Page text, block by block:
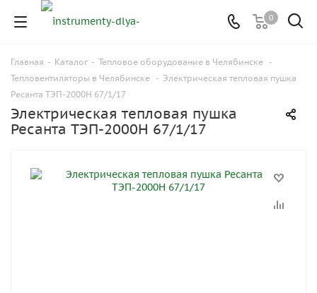
0
Главная - Каталог - Тепловое оборудование в Челябинске -
Тепловентиляторы в Челябинске - Электрическая тепловая пушка
Ресанта ТЭП-2000Н 67/1/17
Электрическая тепловая пушка
Ресанта ТЭП-2000Н 67/1/17